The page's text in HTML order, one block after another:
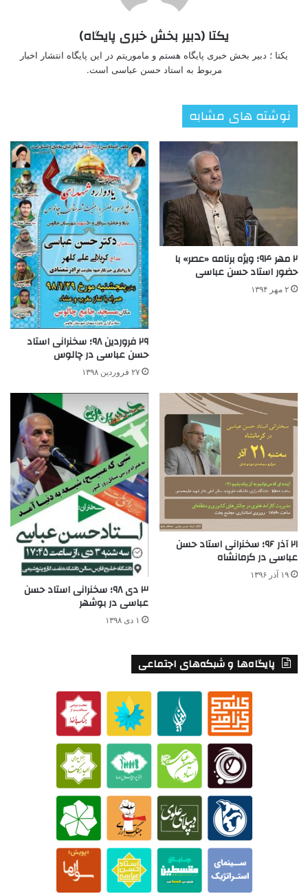
یکتا (دبیر بخش خبری پایگاه)
یکتا ؛ دبیر بخش خبری پایگاه هستم و ماموریتم در این پایگاه انتشار اخبار
مربوط به استاد حسن عباسی است.
نوشته های مشابه
۲ مهر ۹۴؛ ویژه برنامه «عصر» با
حضور استاد حسن عباسی
۲ مهر ۱۳۹۴
۲۹ فروردین ۹۸؛ سخنرانی استاد
حسن عباسی در چالوس
۲۷ فروردین ۱۳۹۸
۲۱ آذر ۹۶؛ سخنرانی استاد حسن
عباسی در کرمانشاه
۱۹ آذر ۱۳۹۶
۳ دی ۹۸؛ سخنرانی استاد حسن
عباسی در بوشهر
۱ دی ۱۳۹۸
پایگاه‌ها و شبکه‌های اجتماعی